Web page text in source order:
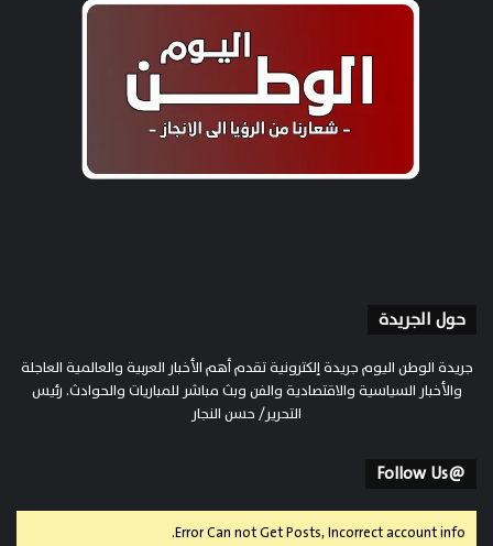
حول الجريدة
جريدة الوطن اليوم جريدة إلكترونية تقدم أهم الأخبار العربية والعالمية العاجلة
والأخبار السياسية والاقتصادية والفن وبث مباشر للمباريات والحوادث. رئيس
التحرير/ حسن النجار
@Follow Us
Error Can not Get Posts, Incorrect account info.